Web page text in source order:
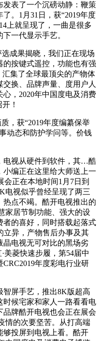
表了一个沉磅动静：鞭策
。1月31日，获“2019年度
上就呈现了，一曲是很多
一代显示手艺。
成果揭晓，我们正在现场
按键式遥控，功能也有强
汇集了全球最顶尖的产物体
换、品牌声量、度用户人
，2020年中国度电及消费
！
获“2019年度编纂保举
动态和防护学问等。价钱
视从硬件到软件，其…酷
编正在这里给大师送上一
会正在本地时间1月7日到
电视似乎曾经呈现了两三
点不竭。酷开电视推出的
家居节制功能、强大的设
的喜好，同时搭载起落式
立异，产物售后办事及其
电视无可对比的黑场劣
菱快速步履，第54届中
年度彩电行业研
屏手艺，推出8K版超高
候宅家和家人一路看看电
牌酷开电视也会正在展会
情的次要坚苦。从打高端
够投屏到电视上看。酷开